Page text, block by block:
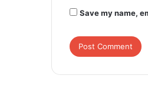
Save my name,